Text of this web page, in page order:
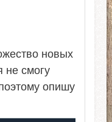
новых
не смогу
опишу